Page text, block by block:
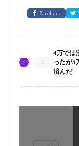
Facebook
4万では
ったが5
済んだ